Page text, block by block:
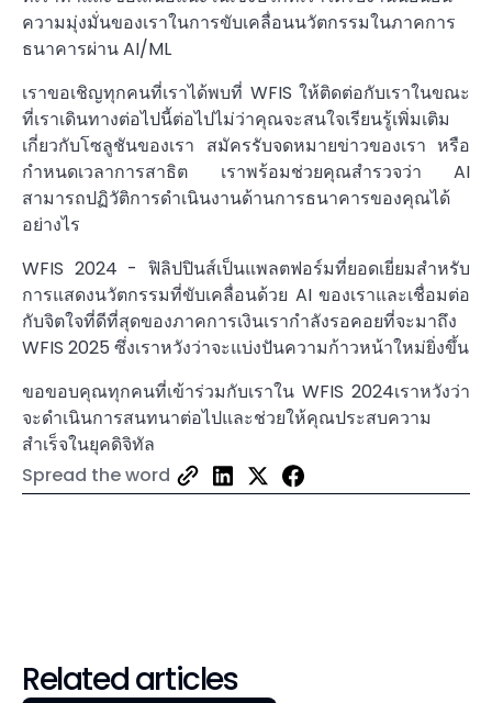
ความมุ่งมั่นของเราในการขับเคลื่อนนวัตกรรมในภาคการ
ธนาคารผ่าน AI/ML
เราขอเชิญทุกคนที่เราได้พบที่ WFIS ให้ติดต่อกับเราในขณะ
ที่เราเดินทางต่อไปนี้ต่อไปไม่ว่าคุณจะสนใจเรียนรู้เพิ่มเติม
เกี่ยวกับโซลูชันของเรา สมัครรับจดหมายข่าวของเรา หรือ
กำหนดเวลาการสาธิต เราพร้อมช่วยคุณสำรวจว่า AI
สามารถปฏิวัติการดำเนินงานด้านการธนาคารของคุณได้
อย่างไร
WFIS 2024 - ฟิลิปปินส์เป็นแพลตฟอร์มที่ยอดเยี่ยมสำหรับ
การแสดงนวัตกรรมที่ขับเคลื่อนด้วย AI ของเราและเชื่อมต่อ
กับจิตใจที่ดีที่สุดของภาคการเงินเรากำลังรอคอยที่จะมาถึง
WFIS 2025 ซึ่งเราหวังว่าจะแบ่งปันความก้าวหน้าใหม่ยิ่งขึ้น
ขอขอบคุณทุกคนที่เข้าร่วมกับเราใน WFIS 2024เราหวังว่า
จะดำเนินการสนทนาต่อไปและช่วยให้คุณประสบความ
สำเร็จในยุคดิจิทัล
Spread the word
Related articles